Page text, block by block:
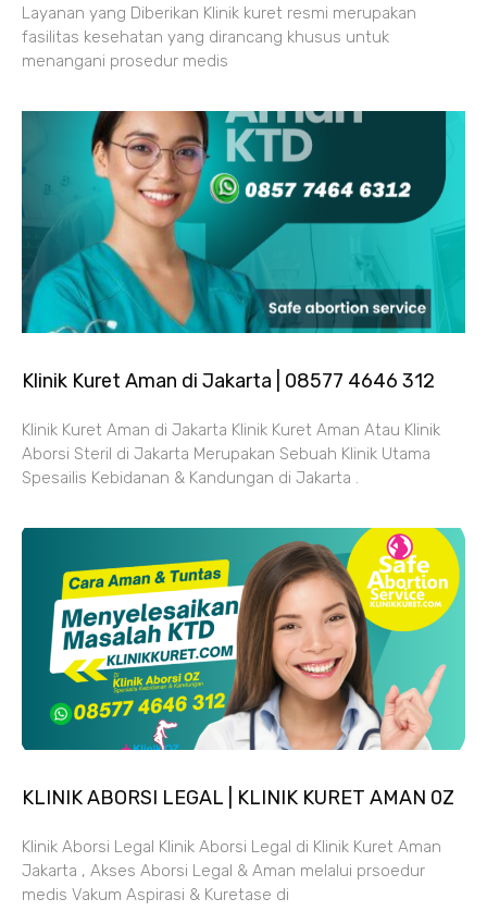
Layanan yang Diberikan Klinik kuret resmi merupakan
fasilitas kesehatan yang dirancang khusus untuk
menangani prosedur medis
Klinik Kuret Aman di Jakarta | 08577 4646 312
Klinik Kuret Aman di Jakarta Klinik Kuret Aman Atau Klinik
Aborsi Steril di Jakarta Merupakan Sebuah Klinik Utama
Spesailis Kebidanan & Kandungan di Jakarta .
KLINIK ABORSI LEGAL | KLINIK KURET AMAN 0Z
Klinik Aborsi Legal Klinik Aborsi Legal di Klinik Kuret Aman
Jakarta , Akses Aborsi Legal & Aman melalui prsoedur
medis Vakum Aspirasi & Kuretase di